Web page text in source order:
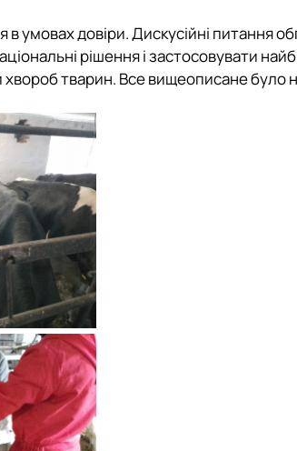
умовах довіри. Дискусійні питання
рішення і застосовувати
хвороб тварин. Все вищеописане було